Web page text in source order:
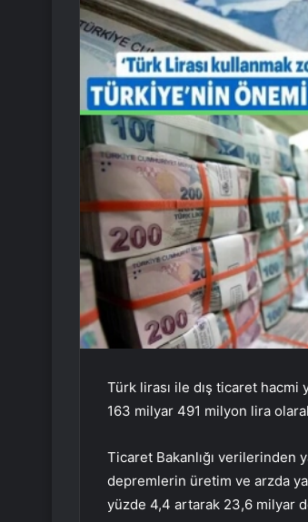
Türk lirası ile dış ticaret hacmi
163 milyar 491 milyon lira
Ticaret Bakanlığı verilerinden
depremlerin üretim ve arzda
yüzde 4,4 artarak 23,6 milyar